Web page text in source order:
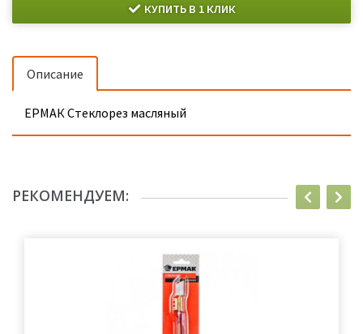
КУПИТЬ В 1 КЛИК
Описание
ЕРМАК Стеклорез масляный
РЕКОМЕНДУЕМ: